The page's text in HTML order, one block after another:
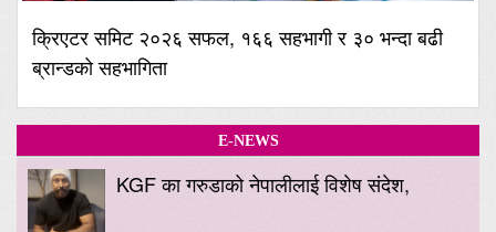
क्रिएटर समिट २०२६ सफल, १६६ सहभागी र ३० भन्दा बढी
ब्रान्डको सहभागिता
E-NEWS
KGF का गरुडाको नेपालीलाई विशेष संदेश,